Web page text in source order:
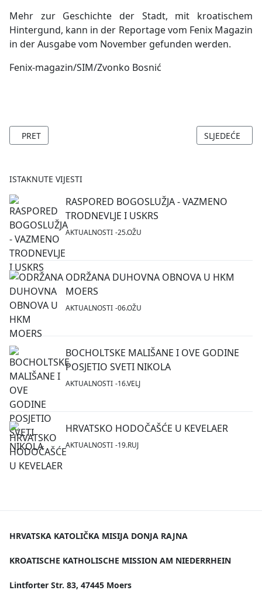
Mehr zur Geschichte der Stadt, mit kroatischem
Hintergund, kann in der Reportage vom Fenix Magazin
in der Ausgabe vom November gefunden werden.
Fenix-magazin/SIM/Zvonko Bosnić
PRETHODNI ČLANAK: PROSLAVA SV. NIKOLE 2017
PRET SLJEDEĆI
SLJEDEĆE
ISTAKNUTE VIJESTI
RASPORED BOGOSLUŽJA - VAZMENO
TRODNEVLJE I USKRS
AKTUALNOSTI 25.OŽU
ODRŽANA DUHOVNA OBNOVA U HKM
MOERS
AKTUALNOSTI 06.OŽU
BOCHOLTSKE MALIŠANE I OVE GODINE
POSJETIO SVETI NIKOLA
AKTUALNOSTI 16.VELJ
HRVATSKO HODOČAŠĆE U KEVELAER
AKTUALNOSTI 19.RUJ
HRVATSKA KATOLIČKA MISIJA DONJA RAJNA
KROATISCHE KATHOLISCHE MISSION AM NIEDERRHEIN
Lintforter Str. 83, 47445 Moers